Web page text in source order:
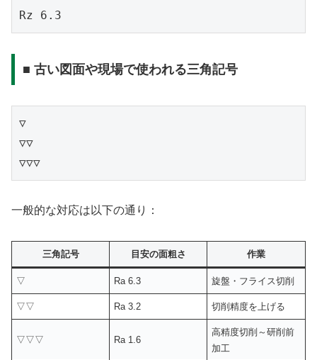
■ 古い図面や現場で使われる三角記号
▽
▽▽
一般的な対応は以下の通り：
三角記号 目安の面粗さ 作業
▽ Ra 6.3 旋盤・フライス切削
▽▽ Ra 3.2 切削精度を上げる
▽▽▽ Ra 1.6
高精度切削～研削前
加工